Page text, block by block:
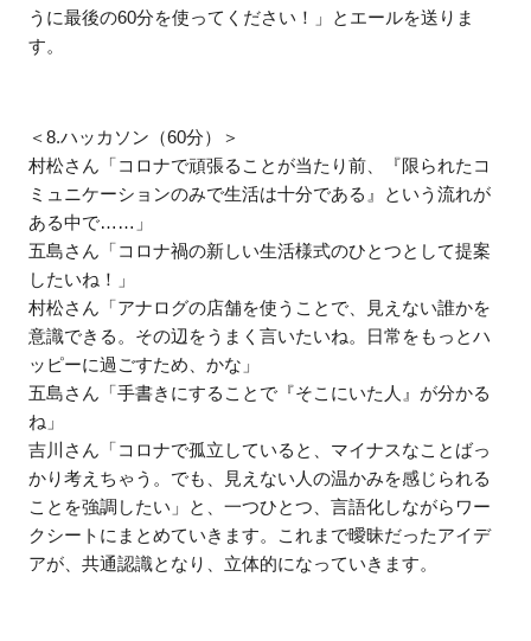
うに最後の60分を使ってください！」とエールを送りま
す。
＜8.ハッカソン（60分）＞
村松さん「コロナで頑張ることが当たり前、『限られたコ
ミュニケーションのみで生活は十分である』という流れが
ある中で……」
五島さん「コロナ禍の新しい生活様式のひとつとして提案
したいね！」
村松さん「アナログの店舗を使うことで、見えない誰かを
意識できる。その辺をうまく言いたいね。日常をもっとハ
ッピーに過ごすため、かな」
五島さん「手書きにすることで『そこにいた人』が分かる
ね」
吉川さん「コロナで孤立していると、マイナスなことばっ
かり考えちゃう。でも、見えない人の温かみを感じられる
ことを強調したい」と、一つひとつ、言語化しながらワー
クシートにまとめていきます。これまで曖昧だったアイデ
アが、共通認識となり、立体的になっていきます。